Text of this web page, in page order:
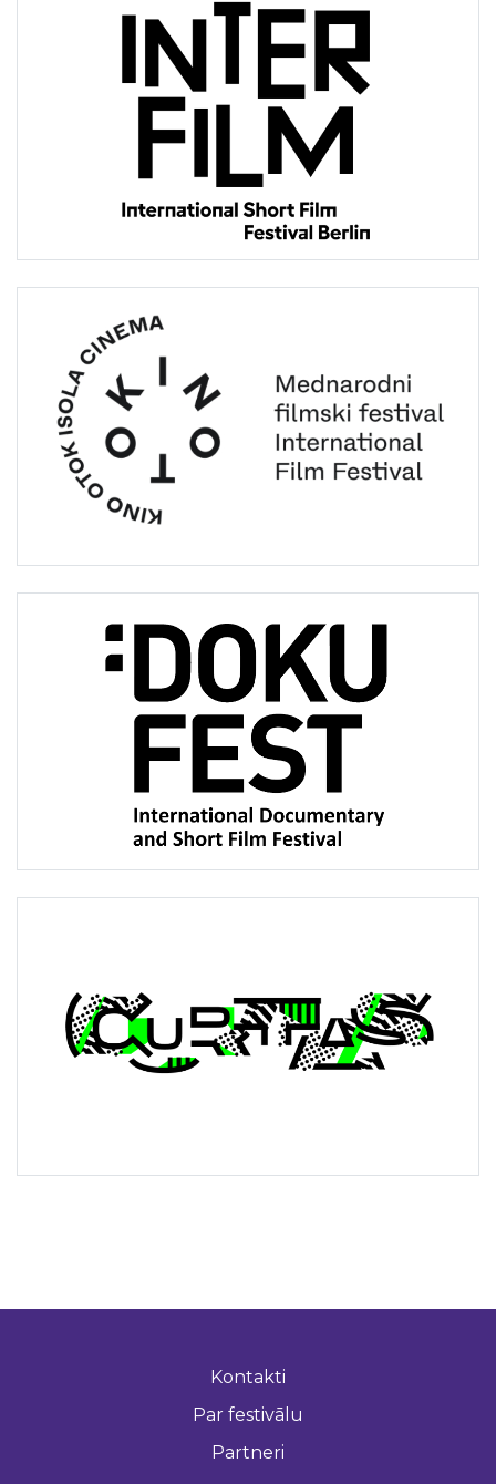
Kontakti
Par festivālu
Partneri